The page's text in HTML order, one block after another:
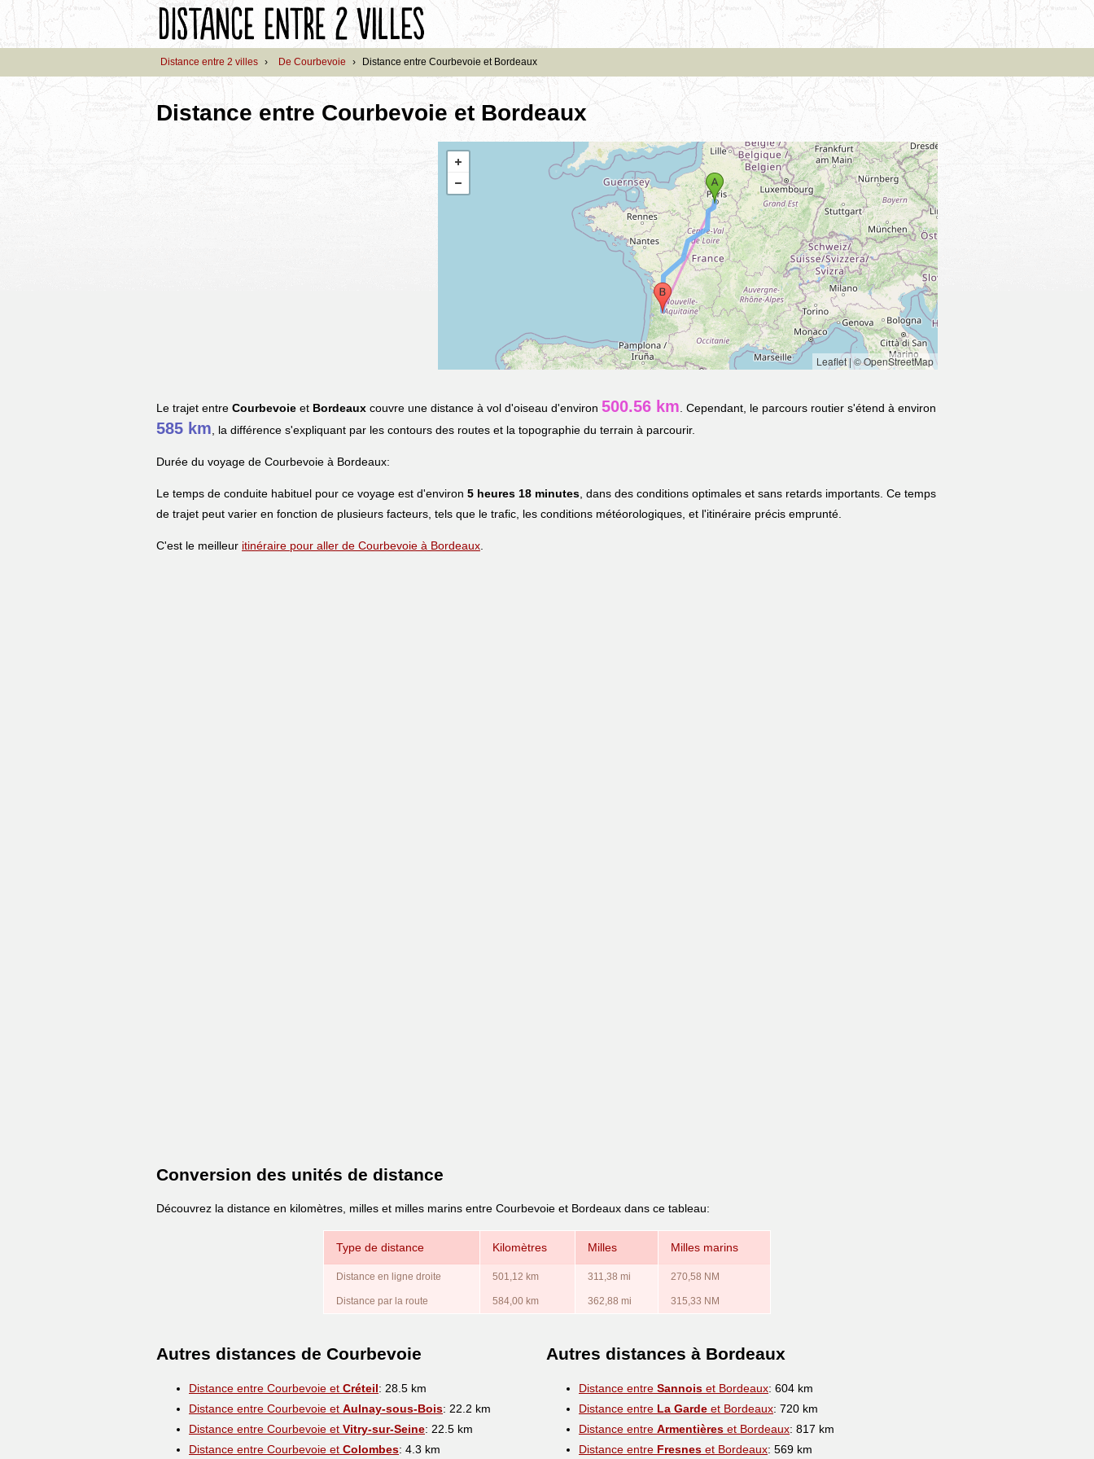
Distance entre 2 villes › De Courbevoie › Distance entre Courbevoie et Bordeaux
Distance entre Courbevoie et Bordeaux
Leaflet|© OpenStreetMap
Le trajet entre Courbevoie et Bordeaux couvre une distance à vol d'oiseau d'environ 500.56 km . Cependant, le parcours routier s'étend à environ
585 km , la différence s'expliquant par les contours des routes et la topographie du terrain à parcourir.
Durée du voyage de Courbevoie à Bordeaux:
Le temps de conduite habituel pour ce voyage est d'environ 5 heures 18 minutes , dans des conditions optimales et sans retards importants. Ce temps
de trajet peut varier en fonction de plusieurs facteurs, tels que le trafic, les conditions météorologiques, et l'itinéraire précis emprunté.
C'est le meilleur itinéraire pour aller de Courbevoie à Bordeaux
Conversion des unités de distance
Découvrez la distance en kilomètres, milles et milles marins entre Courbevoie et Bordeaux dans ce tableau:
Type de distance Kilomètres Milles Milles marins
Distance en ligne droite 501,12 km 311,38 mi 270,58 NM
Distance par la route 584,00 km 362,88 mi 315,33 NM
Autres distances de Courbevoie
Distance entre Courbevoie et Créteil: 28.5 km
Distance entre Courbevoie et Aulnay-sous-Bois: 22.2 km
Distance entre Courbevoie et Vitry-sur-Seine: 22.5 km
Distance entre Courbevoie et Colombes: 4.3 km
Autres distances à Bordeaux
Distance entre Sannois et Bordeaux: 604 km
Distance entre La Garde et Bordeaux: 720 km
Distance entre Armentières et Bordeaux: 817 km
Distance entre Fresnes et Bordeaux: 569 km